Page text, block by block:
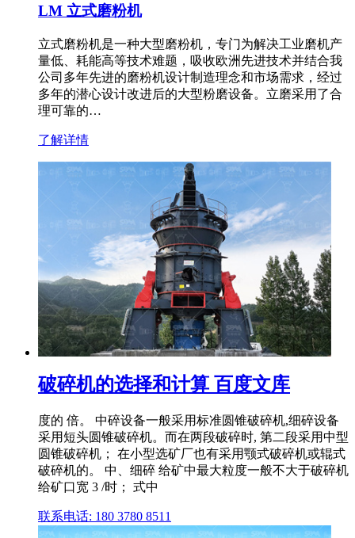
LM 立式磨粉机
立式磨粉机是一种大型磨粉机，专门为解决工业磨机产
量低、耗能高等技术难题，吸收欧洲先进技术并结合我
公司多年先进的磨粉机设计制造理念和市场需求，经过
多年的潜心设计改进后的大型粉磨设备。立磨采用了合
理可靠的…
了解详情
破碎机的选择和计算 百度文库
度的 倍。 中碎设备一般采用标准圆锥破碎机,细碎设备
采用短头圆锥破碎机。而在两段破碎时, 第二段采用中型
圆锥破碎机； 在小型选矿厂也有采用颚式破碎机或辊式
破碎机的。 中、细碎 给矿中最大粒度一般不大于破碎机
给矿口宽 3 /时； 式中
联系电话: 180 3780 8511